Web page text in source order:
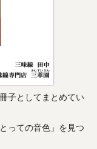
子としてまとめてい
っての音色」を見つ